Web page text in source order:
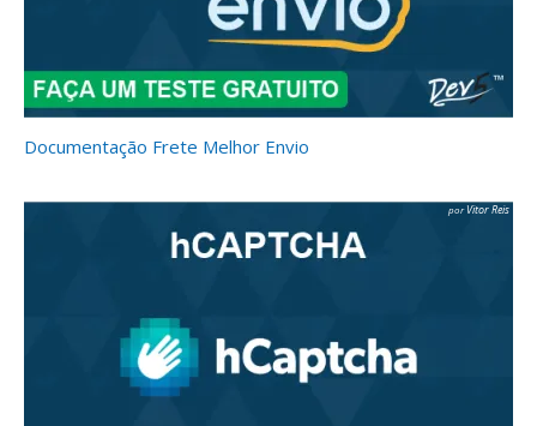
Documentação Frete Melhor Envio
Vitor Reis